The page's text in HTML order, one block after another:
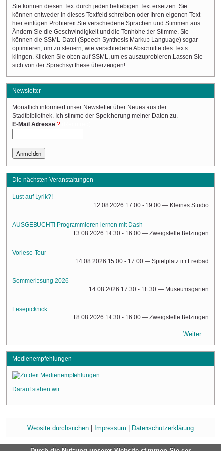
Sie können diesen Text durch jeden beliebigen Text ersetzen. Sie
können entweder in dieses Textfeld schreiben oder Ihren eigenen Text
hier einfügen.Probieren Sie verschiedene Sprachen und Stimmen aus.
Ändern Sie die Geschwindigkeit und die Tonhöhe der Stimme. Sie
können die SSML-Datei (Speech Synthesis Markup Language) sogar
optimieren, um zu steuern, wie verschiedene Abschnitte des Texts
klingen. Klicken Sie oben auf SSML, um es auszuprobieren.Lassen Sie
sich von der Sprachsynthese überzeugen!
Newsletter
Monatlich informiert unser Newsletter über Neues aus der
Stadtbibliothek. Ich stimme der Speicherung meiner Daten zu.
E-Mail Adresse
Die nächsten Veranstaltungen
Lust auf Lyrik?!
12.08.2026 17:00 - 19:00 — Kleines Studio
AUSGEBUCHT! Programmieren lernen mit Dash
13.08.2026 14:30 - 16:00 — Zweigstelle Betzingen
Vorlese-Tour
14.08.2026 15:00 - 17:00 — Spielplatz im Freibad
Sommerlesung 2026
14.08.2026 17:30 - 18:30 — Museumsgarten
Lesepicknick
18.08.2026 14:30 - 16:00 — Zweigstelle Betzingen
Weiter…
Medienempfehlungen
Darauf stehen wir
Website durchsuchen | Impressum | Datenschutzerklärung